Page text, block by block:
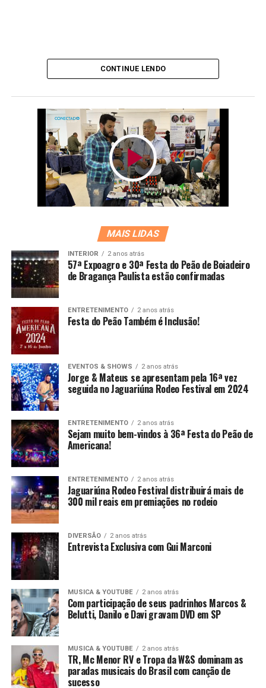
CONTINUE LENDO
MAIS LIDAS
INTERIOR 2 anos atrás
57ª Expoagro e 30ª Festa do Peão de Boiadeiro
de Bragança Paulista estão confirmadas
ENTRETENIMENTO 2 anos atrás
Festa do Peão Também é Inclusão!
EVENTOS & SHOWS 2 anos atrás
Jorge & Mateus se apresentam pela 16ª vez
seguida no Jaguariúna Rodeo Festival em 2024
ENTRETENIMENTO 2 anos atrás
Sejam muito bem-vindos à 36ª Festa do Peão de
Americana!
ENTRETENIMENTO 2 anos atrás
Jaguariúna Rodeo Festival distribuirá mais de
300 mil reais em premiações no rodeio
DIVERSÃO 2 anos atrás
Entrevista Exclusiva com Gui Marconi
MUSICA & YOUTUBE 2 anos atrás
Com participação de seus padrinhos Marcos &
Belutti, Danilo e Davi gravam DVD em SP
MUSICA & YOUTUBE 2 anos atrás
TR, Mc Menor RV e Tropa da W&S dominam as
paradas musicais do Brasil com canção de
sucesso